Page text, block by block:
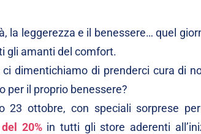
la leggerezza e il benessere… quel
gli amanti del comfort.
dimentichiamo di prenderci cura di
per il proprio benessere?
23 ottobre, con speciali sorprese
20%in tutti gli store aderenti